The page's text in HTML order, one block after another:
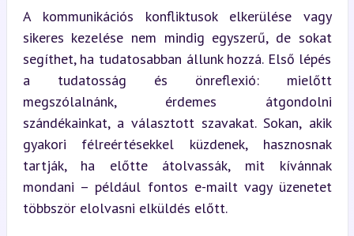
A kommunikációs konfliktusok elkerülése vagy
sikeres kezelése nem mindig egyszerű, de sokat
segíthet, ha tudatosabban állunk hozzá. Első lépés
a tudatosság és önreflexió: mielőtt
megszólalnánk, érdemes átgondolni
szándékainkat, a választott szavakat. Sokan, akik
gyakori félreértésekkel küzdenek, hasznosnak
tartják, ha előtte átolvassák, mit kívánnak
mondani – például fontos e-mailt vagy üzenetet
többször elolvasni elküldés előtt.